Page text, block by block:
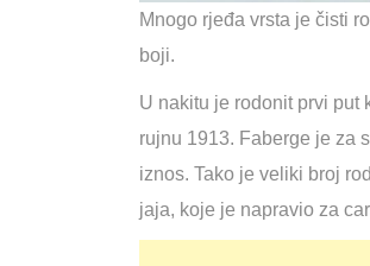
Mnogo rjeđa vrsta je čisti
boji.
U nakitu je rodonit prvi put
rujnu 1913. Faberge je za
iznos. Tako je veliki broj
jaja, koje je napravio za